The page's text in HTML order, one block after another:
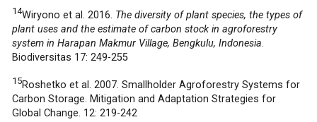
14Wiryono et al. 2016. The diversity of plant species, the types of
plant uses and the estimate of carbon stock in agroforestry
system in Harapan Makmur Village, Bengkulu, Indonesia.
Biodiversitas 17: 249-255
15Roshetko et al. 2007. Smallholder Agroforestry Systems for
Carbon Storage. Mitigation and Adaptation Strategies for
Global Change. 12: 219-242